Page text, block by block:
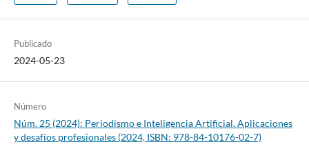
Publicado
2024-05-23
Número
Núm. 25 (2024): Periodismo e Inteligencia Artificial. Aplicaciones
y desafíos profesionales (2024, ISBN: 978-84-10176-02-7)